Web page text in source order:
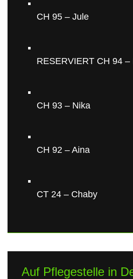
CH 95 – Jule
RESERVIERT CH 94 –
CH 93 – Nika
CH 92 – Aina
CT 24 – Chaby
Auf Pflegestelle in